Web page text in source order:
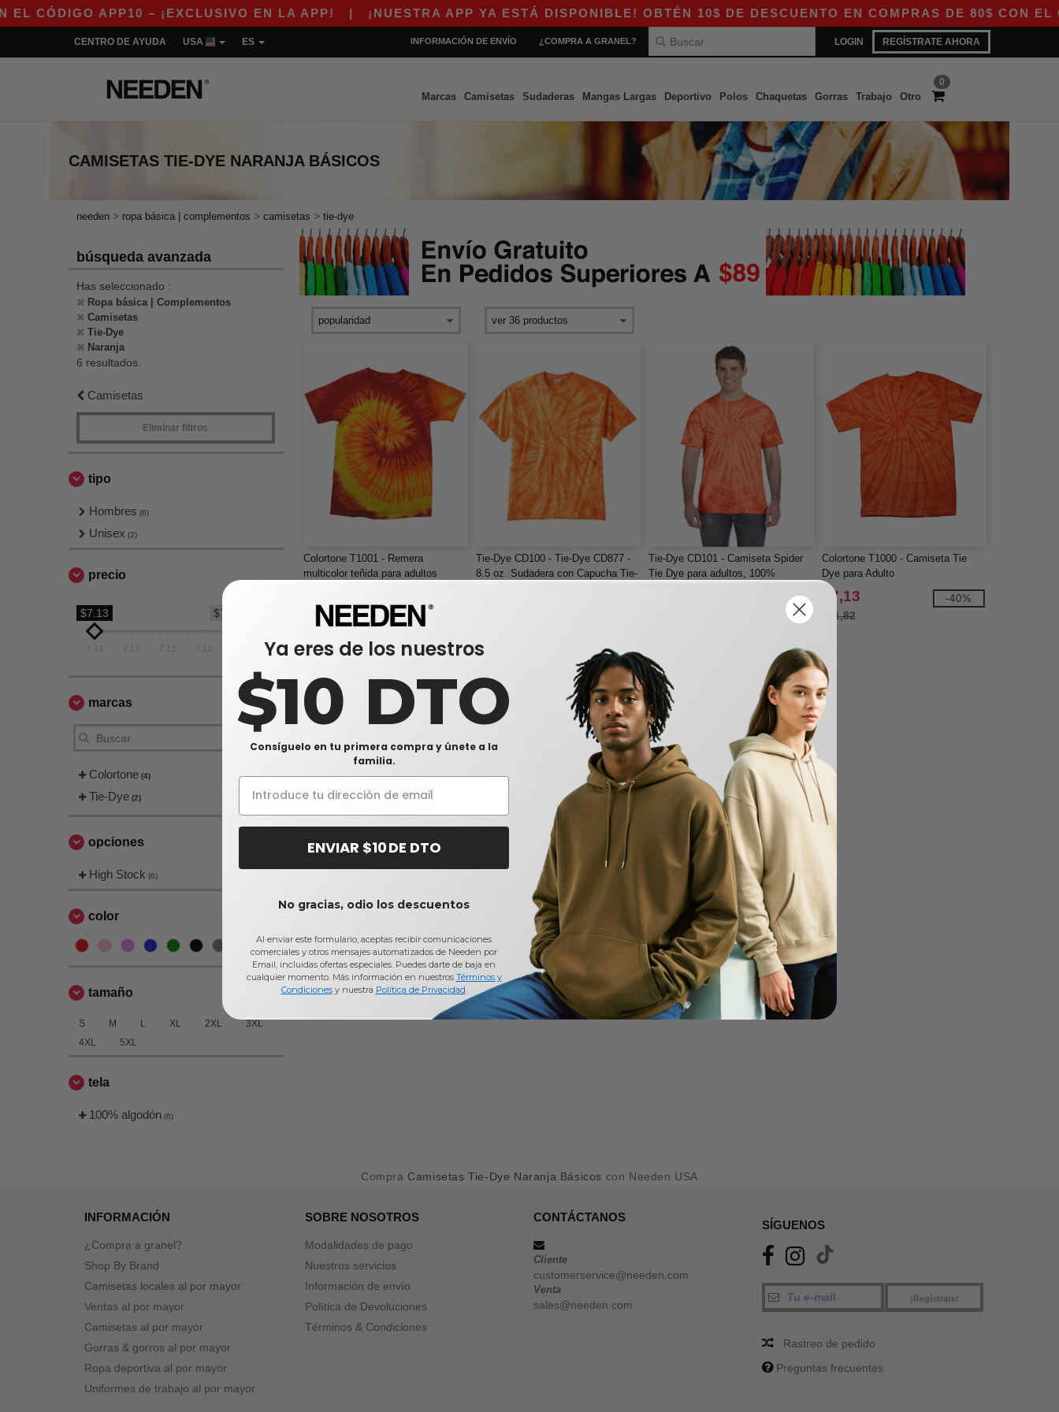
APP10 – ¡EXCLUSIVO EN LA APP! | ¡NUESTRA APP YA ESTÁ DISPONIBLE! OBTÉN 10$ DE DESCUENTO EN COMPRAS DE 80$ CON EL
LOGIN REGÍSTRATE AHORA
CENTRO DE AYUDA USA ES INFORMACIÓN DE ENVÍO ¿COMPRA A GRANEL?
0
Marcas Camisetas Sudaderas Mangas Largas Deportivo Polos Chaquetas Gorras Trabajo Otro
CAMISETAS TIE-DYE NARANJA BÁSICOS
needen > ropa básica | complementos > camisetas > tie-dye
búsqueda avanzada
Has seleccionado :
Ropa básica | Complementos
Camisetas
Tie-Dye
Naranja
6 resultados.
Camisetas
Eliminar filtros
tipo
Hombres (6)
Unisex (2)
precio
$7.13
$7.13
7.13 7.13 7.13 7.13
marcas
Colortone (4)
Tie-Dye (2)
opciones
High Stock (6)
color
tamaño
S M L XL 2XL
3XL
4XL
5XL
tela
100% algodón (6)
Colortone T1001 - Remera
multicolor teñida para adultos
$11,82
Tie-Dye CD100 - Tie-Dye CD877 -
8.5 oz. Sudadera con Capucha Tie-
Tie-Dye CD101 - Camiseta Spider
Tie Dye para adultos, 100%
-40%
Colortone T1000 - Camiseta Tie
Dye para Adulto
$7,13
$11,82
-40%
Colortone T323R - Camiseta Araña
Adulto
$11,82
Colortone T370R - Camiseta Blaze
adulto
Compra Camisetas Tie-Dye Naranja Básicos con Needen USA
INFORMACIÓN
¿Compra a granel?
Shop By Brand
Camisetas locales al por mayor
Ventas al por mayor
Camisetas al por mayor
Gorras & gorros al por mayor
Ropa deportiva al por mayor
Uniformes de trabajo al por mayor
SOBRE NOSOTROS
Modalidades de pago
Nuestros servicios
Información de envío
Política de Devoluciones
Términos & Condiciones
CONTÁCTANOS
Cliente
customerservice@needen.com
Venta
sales@needen.com
SÍGUENOS
¡Regístrate!
Rastreo de pedido
Preguntas frecuentes
Ya eres de los nuestros
$10 DTO
Consíguelo en tu primera compra y únete a la
familia.
ENVIAR $10 DE DTO
No gracias, odio los descuentos
Al enviar este formulario, aceptas recibir comunicaciones
comerciales y otros mensajes automatizados de Needen por
Email, incluidas ofertas especiales. Puedes darte de baja en
cualquier momento. Más información en nuestros Términos y
Condicionesy nuestra Política de Privacidad.